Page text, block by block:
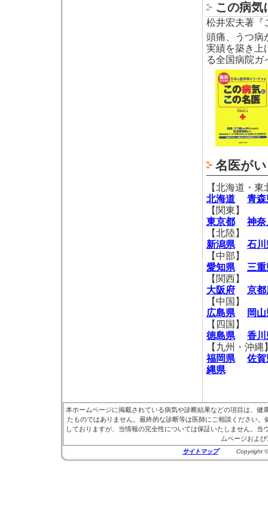
この病気
松井宏夫著『
頭痛、うつ病
実績を築き上
る全国病院ガ
名医が
【北海道・東
北海道
青森
【関東】
東京都
神
【北陸】
新潟県
石川
【中部】
愛知県
三
【関西】
大阪府
京都
【中国】
広島県
岡
【四国】
徳島県
香川
【九州・沖縄
福岡県
佐賀
縄県
本ホームページに掲載されている病気や診断結果などの項目は、
たものではありません。最終的な診断等は医師にご相談ください
しておりますが、当情報の完全性については保証いたしません。
ムページおよ
サイトマップCopyright ©